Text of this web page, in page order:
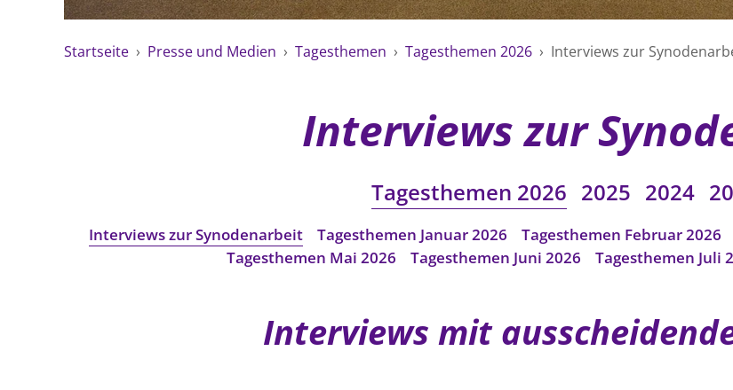
Startseite › Presse und Medien › Tagesthemen › Tagesthemen 2026 › Interviews zur
Interviews zur
Tagesthemen 2026 2025 2024
Interviews zur Synodenarbeit Tagesthemen Januar 2026 Tagesthemen Februar 2026
Tagesthemen Mai 2026
Tagesthemen Juni 2026 Tagesthemen Juli
Interviews mit